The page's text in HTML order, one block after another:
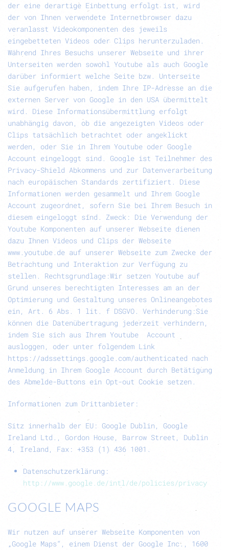
der eine derartige Einbettung erfolgt ist, wird
der von Ihnen verwendete Internetbrowser dazu
veranlasst Videokomponenten des jeweils
eingebetteten Videos oder Clips herunterzuladen.
Während Ihres Besuchs unserer Webseite und ihrer
Unterseiten werden sowohl Youtube als auch Google
darüber informiert welche Seite bzw. Unterseite
Sie aufgerufen haben, indem Ihre IP-Adresse an die
externen Server von Google in den USA übermittelt
wird. Diese Informationsübermittlung erfolgt
unabhängig davon, ob die angezeigten Videos oder
Clips tatsächlich betrachtet oder angeklickt
werden, oder Sie in Ihrem Youtube oder Google
Account eingeloggt sind. Google ist Teilnehmer des
Privacy-Shield Abkommens und zur Datenverarbeitung
nach europäischen Standards zertifiziert. Diese
Informationen werden gesammelt und Ihrem Google
Account zugeordnet, sofern Sie bei Ihrem Besuch in
diesem eingeloggt sind. Zweck: Die Verwendung der
Youtube Komponenten auf unserer Webseite dienen
dazu Ihnen Videos und Clips der Webseite
www.youtube.de auf unserer Webseite zum Zwecke der
Betrachtung und Interaktion zur Verfügung zu
stellen. Rechtsgrundlage:Wir setzen Youtube auf
Grund unseres berechtigten Interesses am an der
Optimierung und Gestaltung unseres Onlineangebotes
ein, Art. 6 Abs. 1 lit. f DSGVO. Verhinderung:Sie
können die Datenübertragung jederzeit verhindern,
indem Sie sich aus Ihrem Youtube Account
ausloggen, oder unter folgendem Link
https://adssettings.google.com/authenticated nach
Anmeldung in Ihrem Google Account durch Betätigung
des Abmelde-Buttons ein Opt-out Cookie setzen.
Informationen zum Drittanbieter:
Sitz innerhalb der EU: Google Dublin, Google
Ireland Ltd., Gordon House, Barrow Street, Dublin
4, Ireland, Fax: +353 (1) 436 1001.
Datenschutzerklärung:
http://www.google.de/intl/de/policies/privacy
GOOGLE MAPS
Wir nutzen auf unserer Webseite Komponenten von
„Google Maps“, einem Dienst der Google Inc., 1600